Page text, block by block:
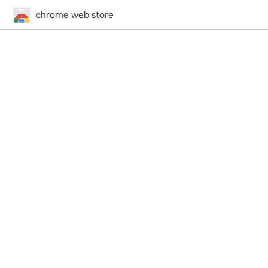
chrome web store